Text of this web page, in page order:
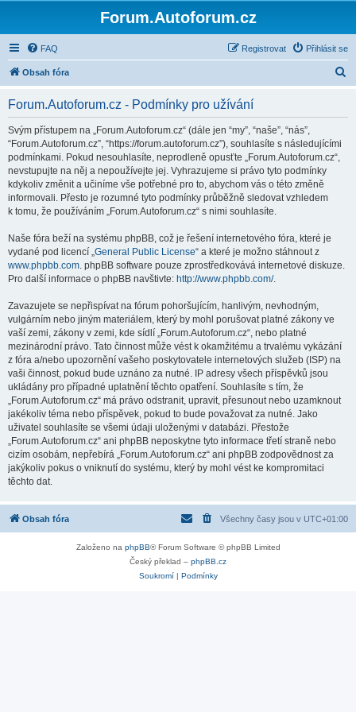
Forum.Autoforum.cz
FAQ Přihlásit se
Registrovat
Obsah fóra
Forum.Autoforum.cz - Podmínky pro užívání
Svým přístupem na „Forum.Autoforum.cz“ (dále jen “my”, “naše”, “nás”,
“Forum.Autoforum.cz”, “https://forum.autoforum.cz”), souhlasíte s následujícími
podmínkami. Pokud nesouhlasíte, neprodleně opusťte „Forum.Autoforum.cz“,
nevstupujte na něj a nepoužívejte jej. Vyhrazujeme si právo tyto podmínky
kdykoliv změnit a učiníme vše potřebné pro to, abychom vás o této změně
informovali. Přesto je rozumné tyto podmínky průběžně sledovat vzhledem
k tomu, že používáním „Forum.Autoforum.cz“ s nimi souhlasíte.
Naše fóra beží na systému phpBB, což je řešení internetového fóra, které je
vydané pod licencí „General Public License“ a které je možno stáhnout z
www.phpbb.com. phpBB software pouze zprostředkovává internetové diskuze.
Pro další informace o phpBB navštivte: http://www.phpbb.com/.
Zavazujete se nepřispívat na fórum pohoršujícím, hanlivým, nevhodným,
vulgárním nebo jiným materiálem, který by mohl porušovat platné zákony ve
vaší zemi, zákony v zemi, kde sídlí „Forum.Autoforum.cz“, nebo platné
mezinárodní právo. Tato činnost může vést k okamžitému a trvalému vykázání
z fóra a/nebo upozornění vašeho poskytovatele internetových služeb (ISP) na
vaši činnost, pokud bude uznáno za nutné. IP adresy všech příspěvků jsou
ukládány pro případné uplatnění těchto opatření. Souhlasíte s tím, že
„Forum.Autoforum.cz“ má právo odstranit, upravit, přesunout nebo uzamknout
jakékoliv téma nebo příspěvek, pokud to bude považovat za nutné. Jako
uživatel souhlasíte se všemi údaji uloženými v databázi. Přestože
„Forum.Autoforum.cz“ ani phpBB neposkytne tyto informace třetí straně nebo
cizím osobám, nepřebírá „Forum.Autoforum.cz“ ani phpBB zodpovědnost za
jakýkoliv pokus o vniknutí do systému, který by mohl vést ke kompromitaci
těchto dat.
Obsah fóra Všechny časy jsou v UTC+01:00
Založeno na phpBB® Forum Software © phpBB Limited
Český překlad – phpBB.cz
Soukromí| Podmínky